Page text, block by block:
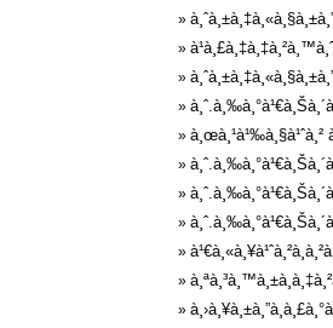
»
»
»
»
» à¸œà¸¹à¹‰à¸§à¹ˆà¸²
»
»
»
»
»
»